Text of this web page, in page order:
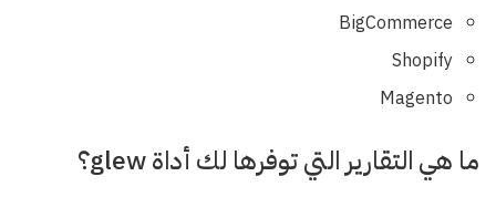
BigCommerce
Shopify
Magento
ما هي التقارير التي توفرها لك أداة glew؟